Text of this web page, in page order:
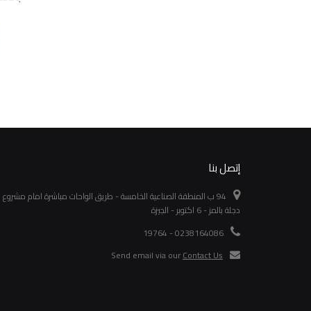
إتصل بنا
94 ب المنطقة الصناعية الخامسة - طريق الواحات مباشرة امام مشروع
دجلة بالمز - 6 اكتوبر - الجيزة
0238164086 - 19764
Send email via ourContact Us